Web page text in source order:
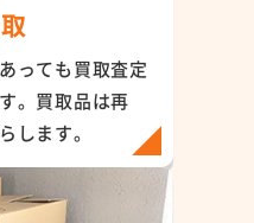
っても買取査定
。買取品は再
します。